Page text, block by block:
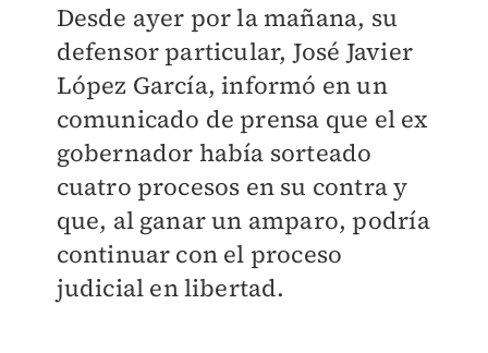
Desde ayer por la mañana, su
defensor particular, José Javier
López García, informó en un
comunicado de prensa que el ex
gobernador había sorteado
cuatro procesos en su contra y
que, al ganar un amparo, podría
continuar con el proceso
judicial en libertad.